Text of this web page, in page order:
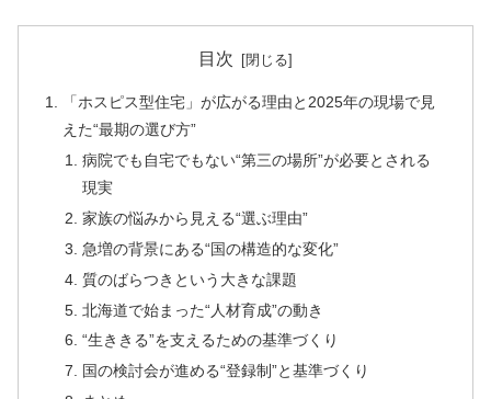
目次
「ホスピス型住宅」が広がる理由と2025年の現場で見
えた“最期の選び方”
病院でも自宅でもない“第三の場所”が必要とされる
現実
家族の悩みから見える“選ぶ理由”
急増の背景にある“国の構造的な変化”
質のばらつきという大きな課題
北海道で始まった“人材育成”の動き
“生ききる”を支えるための基準づくり
国の検討会が進める“登録制”と基準づくり